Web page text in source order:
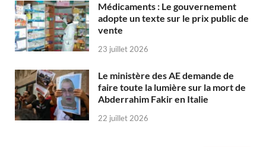
Médicaments : Le gouvernement
adopte un texte sur le prix public de
vente
23 juillet 2026
Le ministère des AE demande de
faire toute la lumière sur la mort de
Abderrahim Fakir en Italie
22 juillet 2026